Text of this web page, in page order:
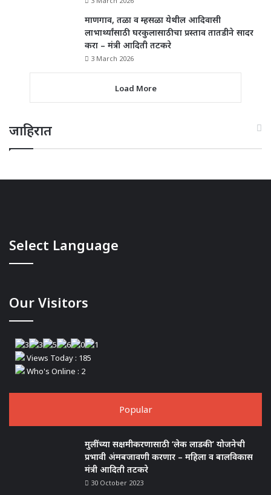
माणगाव, तळा व म्हसळा येथील आदिवासी
लाभार्थ्यांसाठी घरकुलासाठीचा प्रस्ताव तातडीने सादर
करा – मंत्री आदिती तटकरे
3 March 2026
Load More
जाहिरात
Select Language
Our Visitors
Views Today : 185
Who's Online : 2
Popular
मुलींच्या सक्षमीकरणासाठी ‘लेक लाडकी’ योजनेची
प्रभावी अंमबजावणी करणार – महिला व बालविकास
मंत्री आदिती तटकरे
30 October 2023